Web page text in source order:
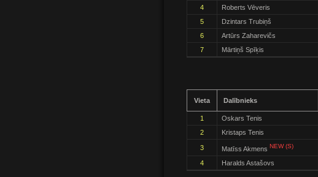
4
Roberts Vēveris
5
Dzintars Trubiņš
6
Artūrs Zaharevičs
7
Mārtiņš Spīķis
Vieta Dalībnieks
1 Oskars Tenis
2
Kristaps Tenis
3 Matīss Akmens NEW (S)
4 Haralds Astašovs